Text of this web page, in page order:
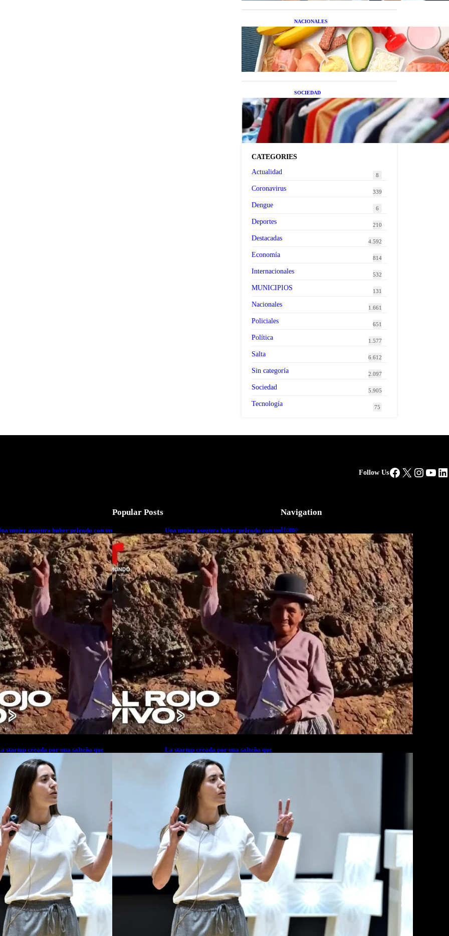
NACIONALES
Nutrición inteligente: Cinco
superalimentos de temporada
que deberías sumar a tu dieta
este mes
SOCIEDAD
Las grandes marcas globales
se suman a la tendencia de la
ropa de segunda mano
premium
CATEGORIES
Actualidad
8
Coronavirus 339
Dengue 6
Deportes 210
Destacadas 4.592
Economía 814
Internacionales 532
MUNICIPIOS 131
Nacionales 1.661
Policiales 651
Política 1.577
Salta 6.612
Sin categoría 2.097
Sociedad 5.905
Tecnología 75
Follow UsFacebook
X
mujer asegura haber peleado con un
cuerpo a cuerpo
startup creada por una salteña que
resolver el estrés financiero en
Popular Posts
Una mujer asegura haber peleado con un
extraterrestre cuerpo a cuerpo
La startup creada por una salteña que
busca resolver el estrés financiero en
Latinoamérica
Navigation
Home
Business
Lifestyle
Magazine
Photography
Travel
Technology